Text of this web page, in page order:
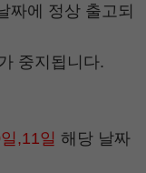
짜에 정상 출고되
중지됩니다.
,11일 해당 날짜